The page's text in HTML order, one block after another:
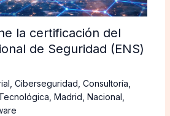
la certificación del
de Seguridad (ENS)
Ciberseguridad Consultoría
Madrid Nacional